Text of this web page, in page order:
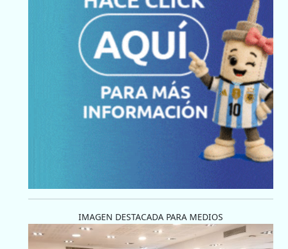
IMAGEN DESTACADA PARA MEDIOS